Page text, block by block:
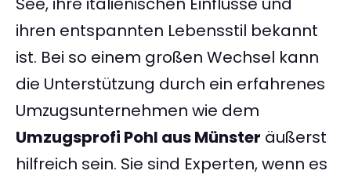
ihren entspannten Lebensstil bekannt
ist. Bei so einem großen Wechsel kann
die Unterstützung durch ein erfahrenes
Umzugsunternehmen wie dem
Umzugsprofi Pohl aus Münster äußerst
hilfreich sein. Sie sind Experten, wenn es